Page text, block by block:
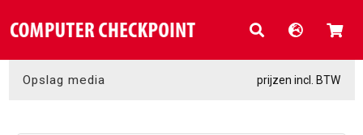
Opslag media prijzen incl. BTW